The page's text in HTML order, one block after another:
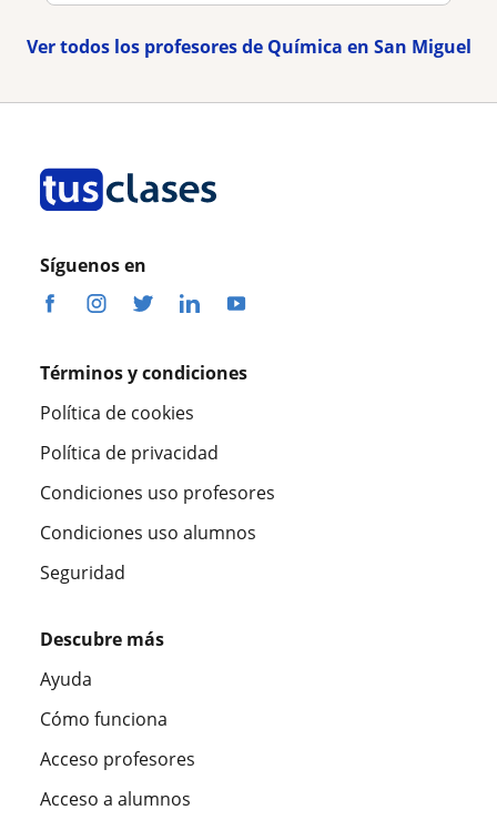
Ver todos los profesores de Química en San Miguel
Síguenos en
Términos y condiciones
Política de cookies
Política de privacidad
Condiciones uso profesores
Condiciones uso alumnos
Seguridad
Descubre más
Ayuda
Cómo funciona
Acceso profesores
Acceso a alumnos